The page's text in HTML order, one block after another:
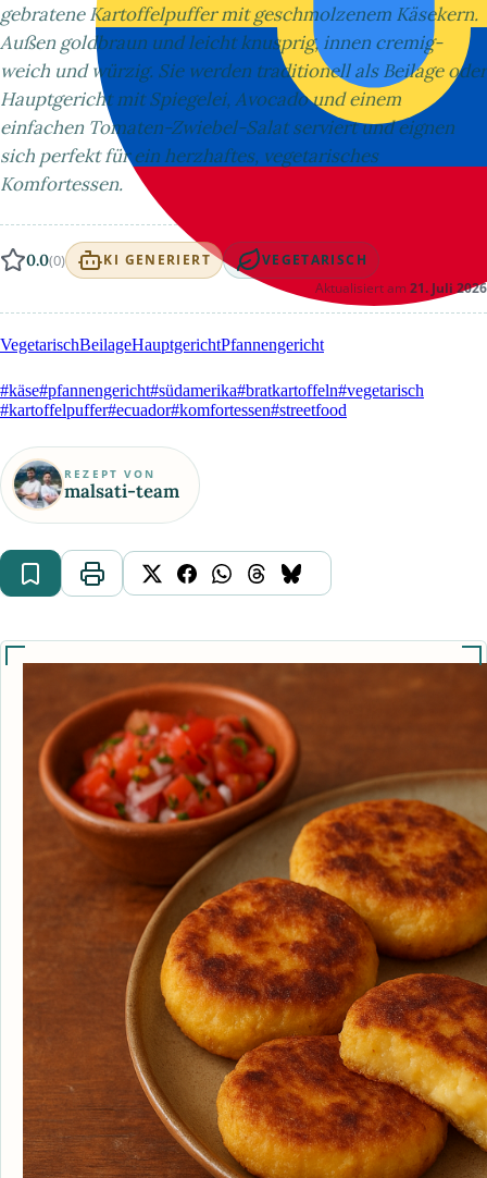
gebratene Kartoffelpuffer mit geschmolzenem Käsekern.
Außen goldbraun und leicht knusprig, innen cremig-
weich und würzig. Sie werden traditionell als Beilage oder
Hauptgericht mit Spiegelei, Avocado und einem
einfachen Tomaten-Zwiebel-Salat serviert und eignen
sich perfekt für ein herzhaftes, vegetarisches
Komfortessen.
0.0(0) KI GENERIERT VEGETARISCH
Aktualisiert am 21. Juli 2026
VegetarischBeilageHauptgerichtPfannengericht
#käse#pfannengericht#südamerika#bratkartoffeln#vegetarisch
#kartoffelpuffer#ecuador#komfortessen#streetfood
REZEPT VON
malsati-team